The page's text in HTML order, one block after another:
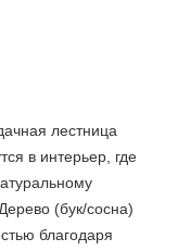
лестница
в интерьер, где
(бук/сосна)
благодаря